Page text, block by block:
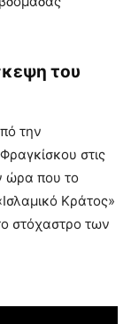
του
την
στις
ώρα που το
Κράτος»
στόχαστρο των